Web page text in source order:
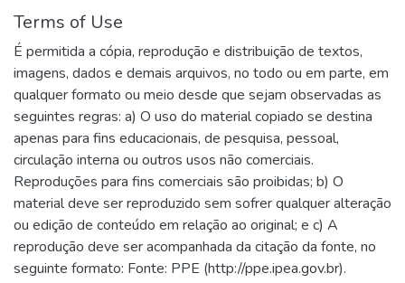
Terms of Use
É permitida a cópia, reprodução e distribuição de textos,
imagens, dados e demais arquivos, no todo ou em parte, em
qualquer formato ou meio desde que sejam observadas as
seguintes regras: a) O uso do material copiado se destina
apenas para fins educacionais, de pesquisa, pessoal,
circulação interna ou outros usos não comerciais.
Reproduções para fins comerciais são proibidas; b) O
material deve ser reproduzido sem sofrer qualquer alteração
ou edição de conteúdo em relação ao original; e c) A
reprodução deve ser acompanhada da citação da fonte, no
seguinte formato: Fonte: PPE (http://ppe.ipea.gov.br).